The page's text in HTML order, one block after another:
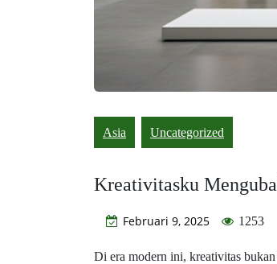
Asia Uncategorized
Kreativitasku
Februari 9, 2025 1253
Di era modern ini, kreativitas